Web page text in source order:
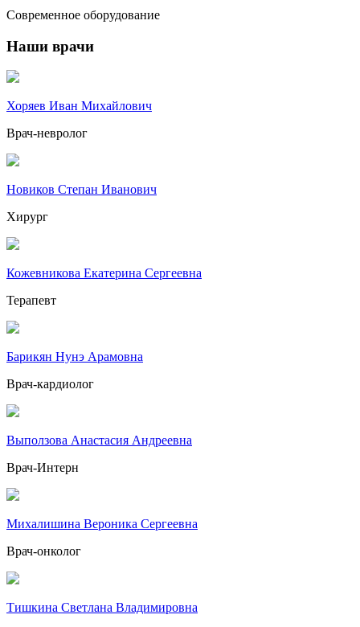
Современное оборудование
Наши врачи
Хоряев Иван Михайлович
Врач-невролог
Новиков Степан Иванович
Хирург
Кожевникова Екатерина Сергеевна
Терапевт
Барикян Нунэ Арамовна
Врач-кардиолог
Выползова Анастасия Андреевна
Врач-Интерн
Михалишина Вероника Сергеевна
Врач-онколог
Тишкина Светлана Владимировна